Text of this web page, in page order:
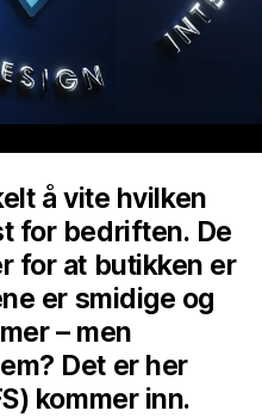
å vite hvilken
for bedriften. De
for at butikken er
er smidige og
– men
Det er her
kommer inn.